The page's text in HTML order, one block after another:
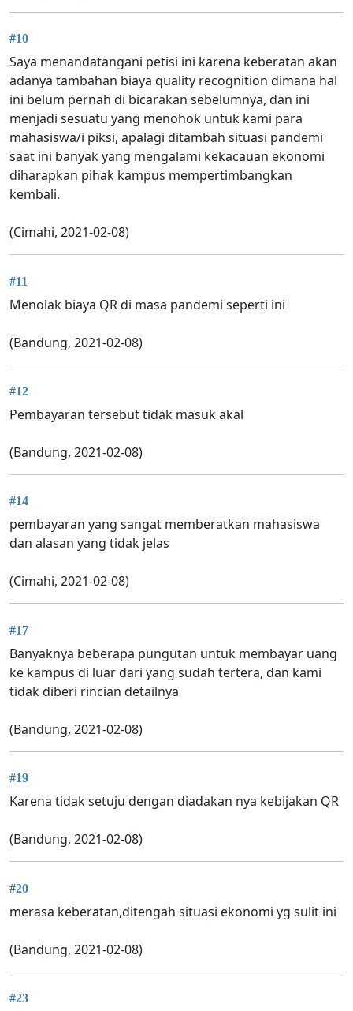
#10
Saya menandatangani petisi ini karena keberatan akan
adanya tambahan biaya quality recognition dimana hal
ini belum pernah di bicarakan sebelumnya, dan ini
menjadi sesuatu yang menohok untuk kami para
mahasiswa/i piksi, apalagi ditambah situasi pandemi
saat ini banyak yang mengalami kekacauan ekonomi
diharapkan pihak kampus mempertimbangkan
kembali.
(Cimahi, 2021-02-08)
#11
Menolak biaya QR di masa pandemi seperti ini
(Bandung, 2021-02-08)
#12
Pembayaran tersebut tidak masuk akal
(Bandung, 2021-02-08)
#14
pembayaran yang sangat memberatkan mahasiswa
dan alasan yang tidak jelas
(Cimahi, 2021-02-08)
#17
Banyaknya beberapa pungutan untuk membayar uang
ke kampus di luar dari yang sudah tertera, dan kami
tidak diberi rincian detailnya
(Bandung, 2021-02-08)
#19
Karena tidak setuju dengan diadakan nya kebijakan QR
(Bandung, 2021-02-08)
#20
merasa keberatan,ditengah situasi ekonomi yg sulit ini
(Bandung, 2021-02-08)
#23